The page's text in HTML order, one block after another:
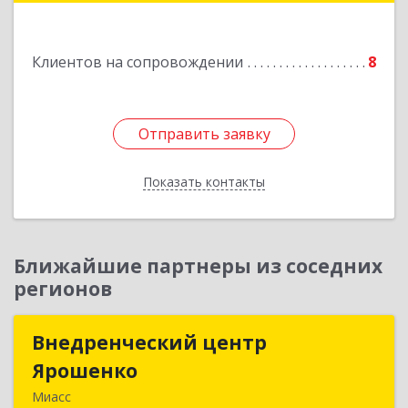
Клиентов на сопровождении 8
Отправить заявку
Показать контакты
Отправить заявку
Назад
Ближайшие партнеры из соседних
регионов
Внедренческий центр
Ярошенко
Миасс
Внедренческий центр